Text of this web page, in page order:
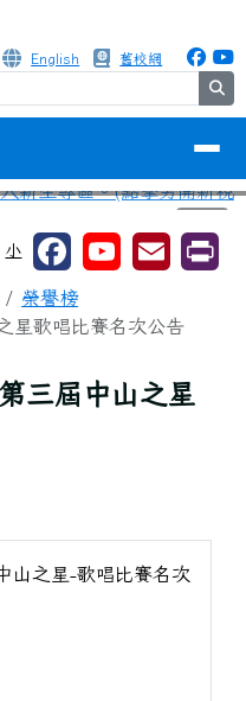
English 舊校網
⏸
小
榮譽榜
星歌唱比賽名次公告
三屆中山之星
山之星-歌唱比賽名次